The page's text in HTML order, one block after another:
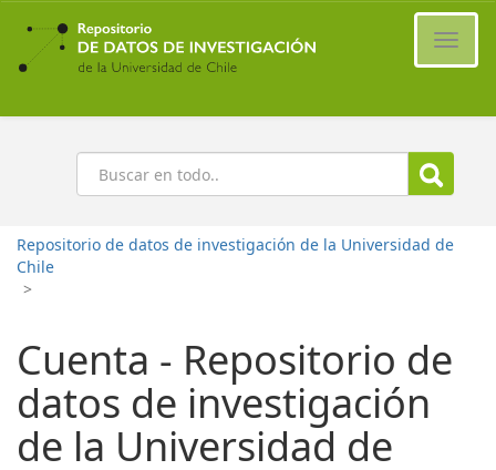
Ir
contenido
principal
Buscar
Repositorio de datos de investigación de la Universidad de
Chile
>
Cuenta - Repositorio de
datos de investigación
de la Universidad de